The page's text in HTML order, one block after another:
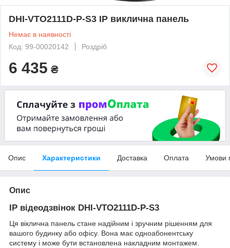
DHI-VTO2111D-P-S3 IP виклична панель
Немає в наявності
Код: 99-00020142
Роздріб
6 435 ₴
Опис Характеристики Доставка Оплата Умови
Опис
IP відеодзвінок DHI-VTO2111D-P-S3
Ця віклична панель стане надійним і зручним рішенням для
вашого будинку або офісу. Вона має одноабонентську
систему і може бути встановлена накладним монтажем.